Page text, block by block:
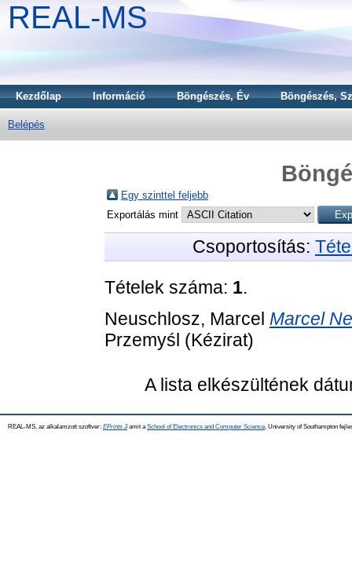
REAL-MS
Kezdőlap Információ Böngészés, Év Böngészés,
Belépés
Egy szinttel feljebb
Exportálás mint
Csoportosítás:
Tételek száma: 1.
Neuschlosz, Marcel Marcel
Przemyśl (Kézirat)
A lista elkészültének
REAL-MS, az alkalamzott szoftver: EPrints 3amit a School of Electronics and Computer Science , University of Southampton